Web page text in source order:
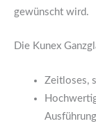
gewünscht wird.
Die Kunex
Zeitloses,